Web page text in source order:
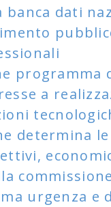
banca dati
programma
a
determina
urgenza e